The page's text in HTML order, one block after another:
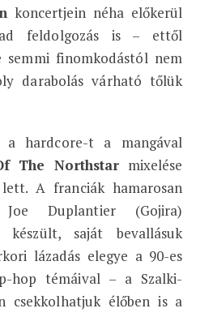
koncertjein néha előkerül
feldolgozás is – ettől
semmi finomkodástól nem
darabolás várható tőlük
a hardcore-t a mangával
The Northstar mixelése
A franciák hamarosan
Joe Duplantier (Gojira)
készült, saját bevallásuk
lázadás elegye a 90-es
hop témáival – a Szalki-
csekkolhatjuk élőben is a